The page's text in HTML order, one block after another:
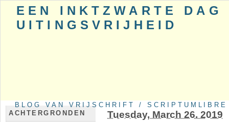
EEN INKTZWARTE
UITINGSVRIJHEID
BLOG VAN VRIJSCHRIFT / SCRIPTUMLIBRE
ACHTERGRONDEN Tuesday, March 26. 2019